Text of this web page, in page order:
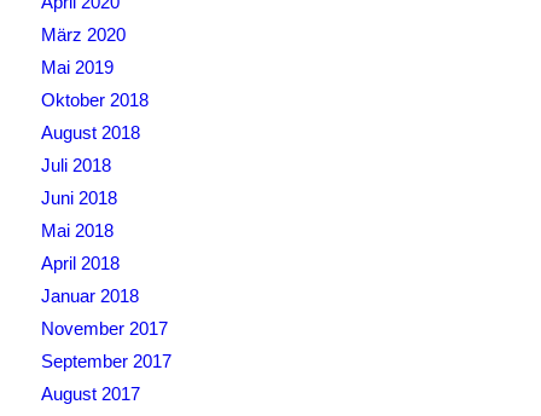
März 2020
Mai 2019
Oktober 2018
August 2018
Juli 2018
Juni 2018
Mai 2018
April 2018
Januar 2018
November 2017
September 2017
August 2017